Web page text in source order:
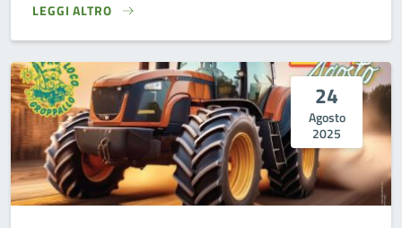
LEGGI ALTRO
LA PRIGIONE DEL RE}
24
Agosto
2025